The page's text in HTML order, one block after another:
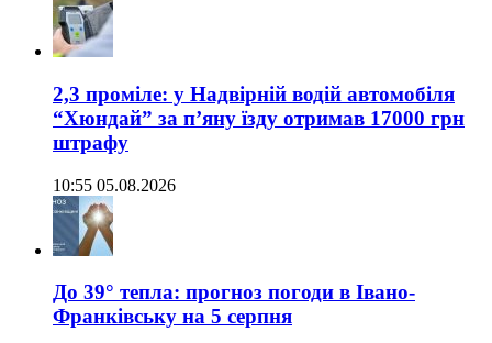
2,3 проміле: у Надвірній водій автомобіля
“Хюндай” за п’яну їзду отримав 17000 грн
штрафу
10:55 05.08.2026
До 39° тепла: прогноз погоди в Івано-
Франківську на 5 серпня